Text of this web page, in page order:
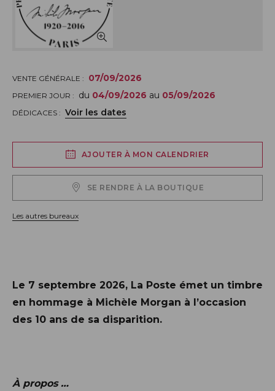
VENTE GÉNÉRALE : 07/09/2026
PREMIER JOUR : du 04/09/2026 au 05/09/2026
DÉDICACES : Voir les dates
AJOUTER À MON CALENDRIER
SE RENDRE À LA BOUTIQUE
Les autres bureaux
Le 7 septembre 2026, La Poste émet un timbre
en hommage à Michèle Morgan à l’occasion
des 10 ans de sa disparition.
À propos …